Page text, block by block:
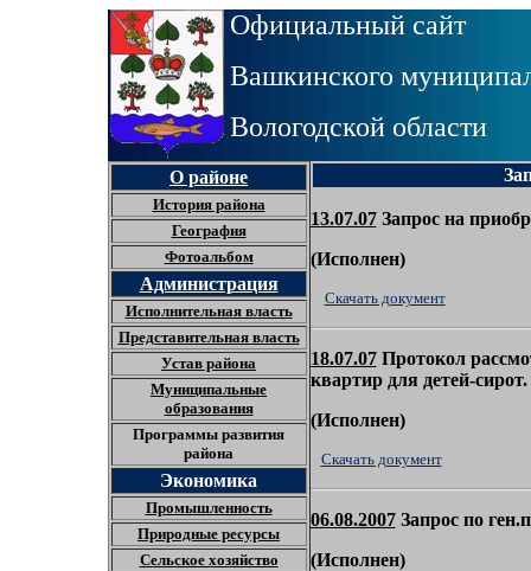
Официальный сайт
Вашкинского
Вологодской области
О районе
История района
География
Фотоальбом
Администрация
Исполнительная власть
Представительная власть
Устав района
Муниципальные
образования
Программы развития
района
Экономика
Промышленность
Природные ресурсы
Сельское хозяйство
13.07.07Запрос на
(Исполнен)
Скачать документ
18.07.07Протокол
квартир для детей-сирот.
(Исполнен)
Скачать документ
06.08.2007Запрос по
(Исполнен)